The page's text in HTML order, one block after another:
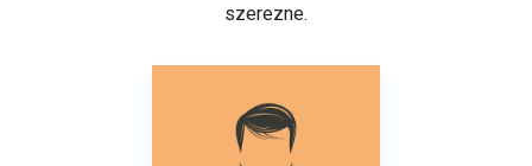
szerezne.